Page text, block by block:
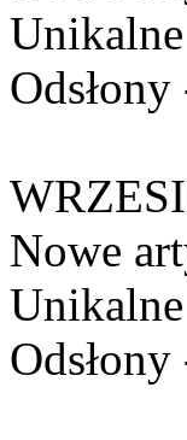
Nowe